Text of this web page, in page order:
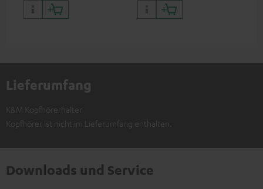
Lieferumfang
K&M Kopfhörerhalter
Kopfhörer ist nicht im Lieferumfang enthalten.
Downloads und Service